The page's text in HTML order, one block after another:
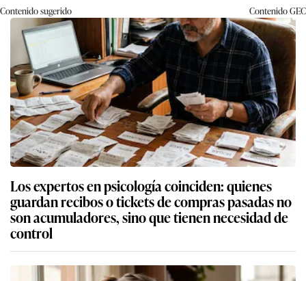
Contenido sugerido ContenidoGEC
Los expertos en psicología coinciden: quienes
guardan recibos o tickets de compras pasadas no
son acumuladores, sino que tienen necesidad de
control